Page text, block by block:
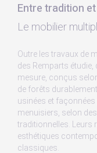
Entre tradition
Le mobilier
Outre les travaux de
des Remparts
mesure, conçus
de forêts
usinées et
menuisiers, selon
traditionnelles. Leurs
esthétiques
classiques.